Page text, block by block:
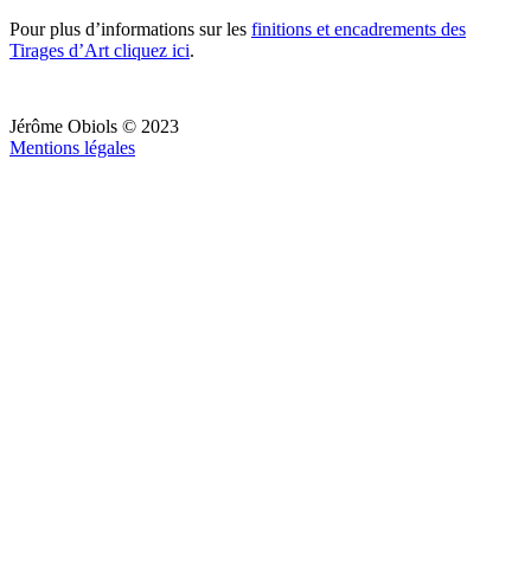
Pour plus d’informations sur les finitions et encadrements des
Tirages d’Art cliquez ici.
Jérôme Obiols © 2023
Mentions légales